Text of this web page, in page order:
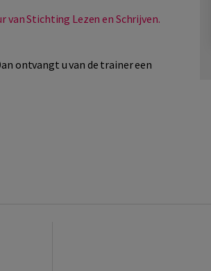
van Stichting Lezen en Schrijven.
ontvangt u van de trainer een